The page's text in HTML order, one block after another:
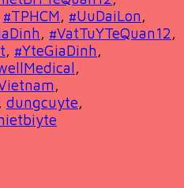
#TPHCM, #UuDaiLon,
, #VatTuYTeQuan12,
, #YteGiaDinh,
,
,
, dungcuyte,